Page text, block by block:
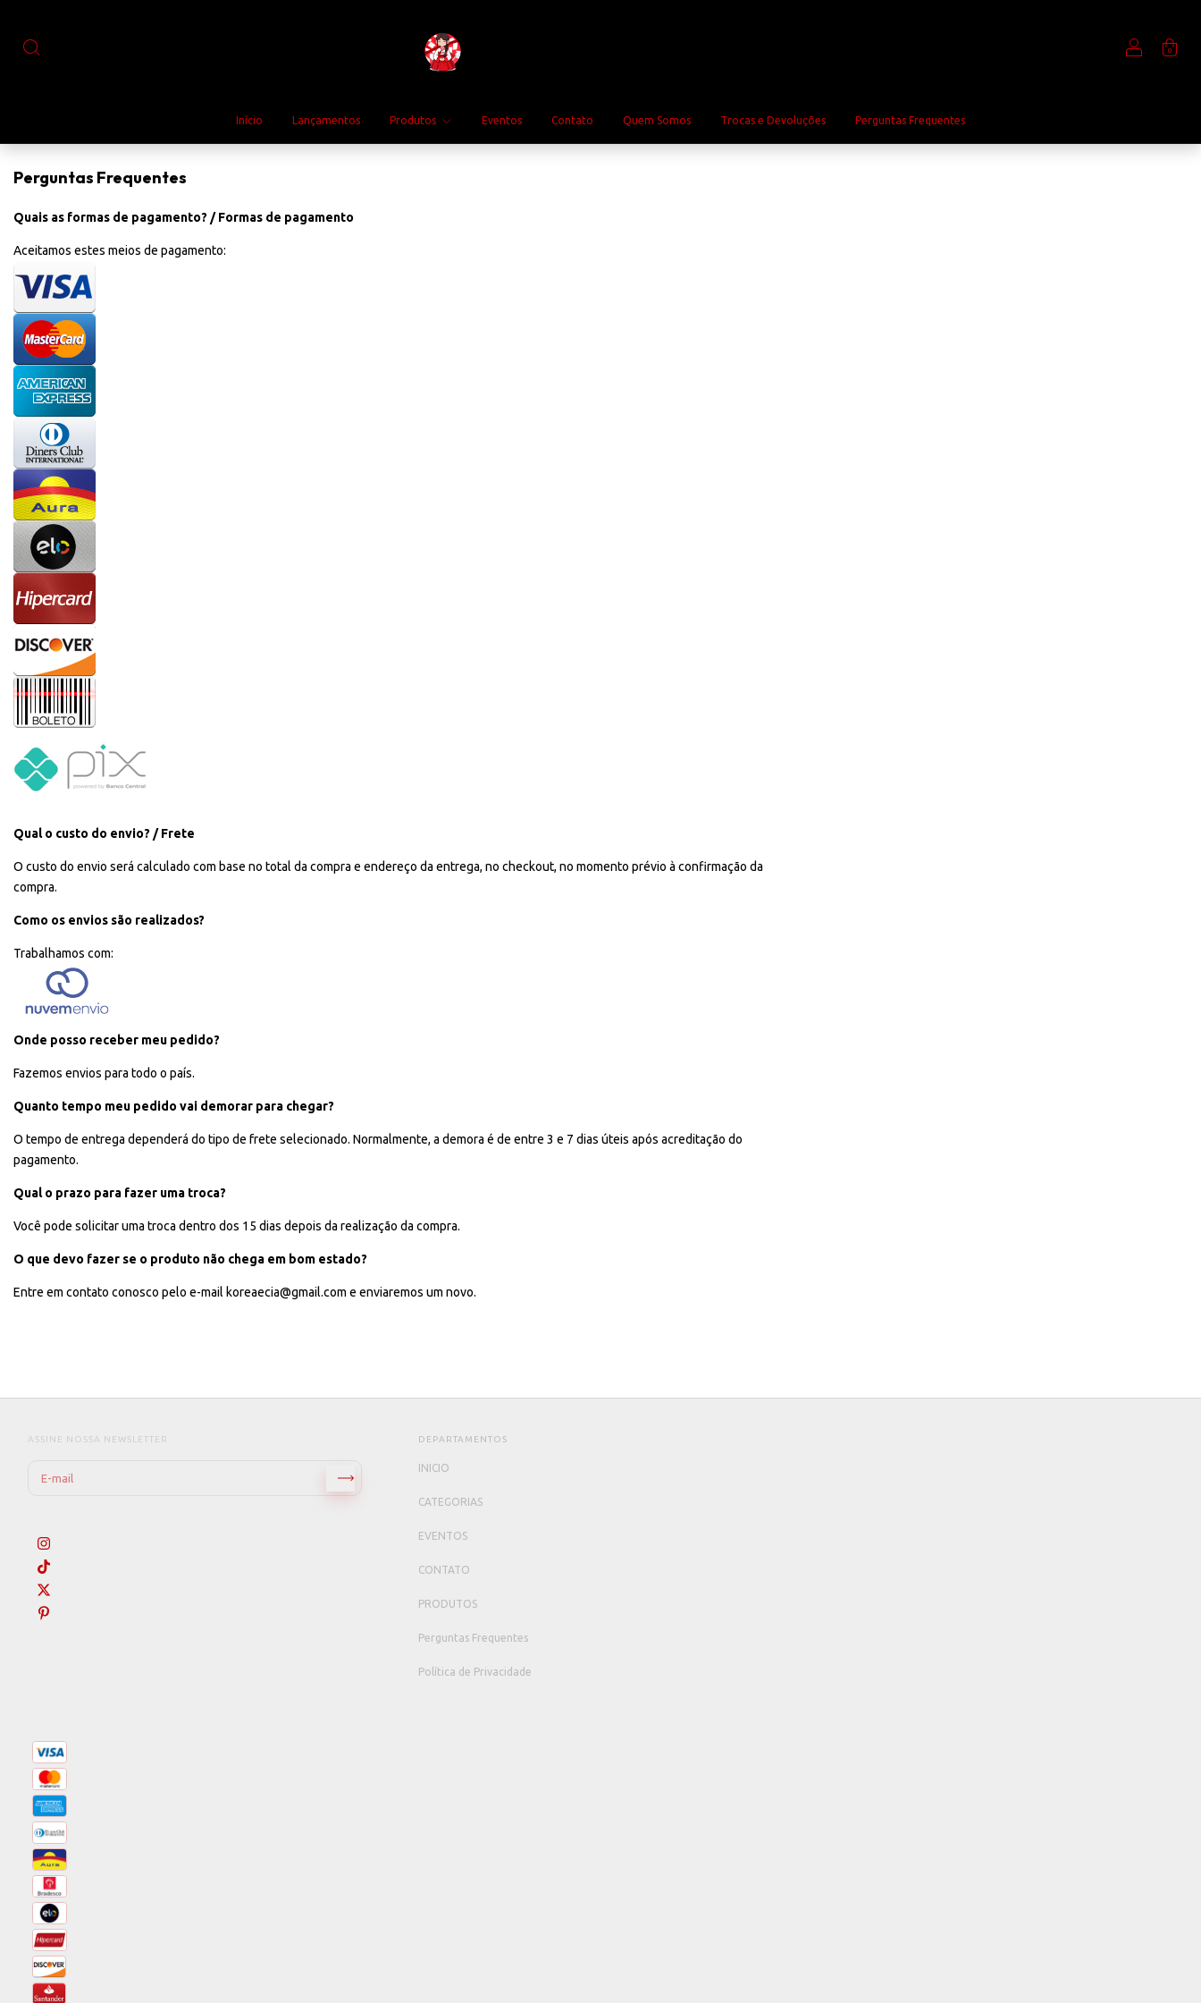
0
Início Lançamentos Produtos Eventos Contato Quem Somos Trocas e Devoluções Perguntas Frequentes
Perguntas Frequentes
Quais as formas de pagamento? / Formas de pagamento
Aceitamos estes meios de pagamento:
Qual o custo do envio? / Frete
O custo do envio será calculado com base no total da compra e endereço da entrega, no checkout, no momento prévio à confirmação da
compra.
Como os envios são realizados?
Trabalhamos com:
Onde posso receber meu pedido?
Fazemos envios para todo o país.
Quanto tempo meu pedido vai demorar para chegar?
O tempo de entrega dependerá do tipo de frete selecionado. Normalmente, a demora é de entre 3 e 7 dias úteis após acreditação do
pagamento.
Qual o prazo para fazer uma troca?
Você pode solicitar uma troca dentro dos 15 dias depois da realização da compra.
O que devo fazer se o produto não chega em bom estado?
Entre em contato conosco pelo e-mail koreaecia@gmail.com e enviaremos um novo.
ASSINE NOSSA NEWSLETTER DEPARTAMENTOS
INICIO
CATEGORIAS
EVENTOS
CONTATO
PRODUTOS
Perguntas Frequentes
Política de Privacidade